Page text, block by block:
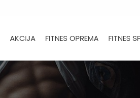
AKCIJA FITNES OPREMA FITNES